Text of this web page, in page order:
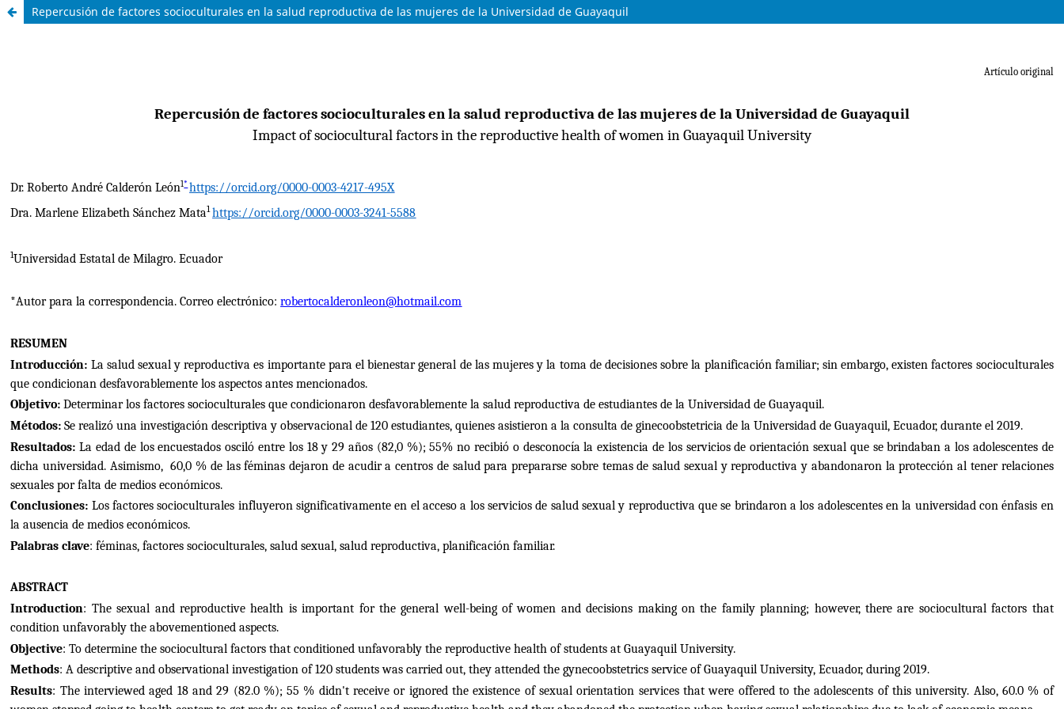
Repercusión de factores socioculturales en la salud reproductiva de las mujeres de la Universidad de Guayaquil